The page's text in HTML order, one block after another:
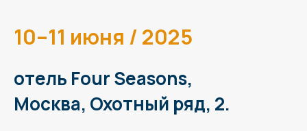
10–11 июня / 2025
отель Four Seasons,
Москва, Охотный ряд, 2.